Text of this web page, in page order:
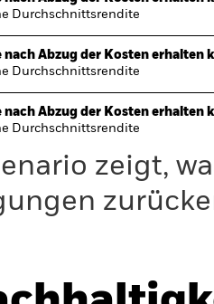
Durchschnittsrendite
nach Abzug der Kosten erhalten
Durchschnittsrendite
nach Abzug der Kosten erhalten
Durchschnittsrendite
zeigt,